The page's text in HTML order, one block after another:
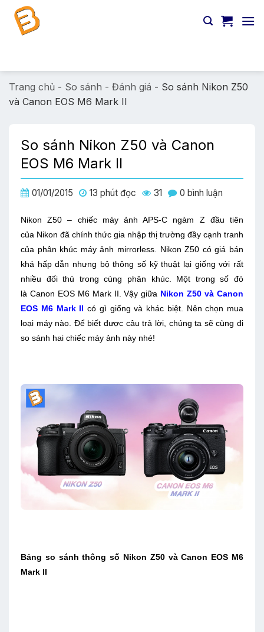
Chuyển
đến
Trang chủ - So sánh - Đánh giá - So sánh Nikon Z50
và Canon EOS M6 Mark II
So sánh Nikon Z50 và Canon
EOS M6 Mark II
01/01/2015 13 phút đọc 31 0 bình luận
Nikon Z50 – chiếc máy ảnh APS-C ngàm Z đầu tiên
của Nikon đã chính thức gia nhập thị trường đầy cạnh tranh
của phân khúc máy ảnh mirrorless. Nikon Z50 có giá bán
khá hấp dẫn nhưng bộ thông số kỹ thuật lại giống với rất
nhiều đối thủ trong cùng phân khúc. Một trong số đó
là Canon EOS M6 Mark II. Vậy giữa Nikon Z50 và Canon
EOS M6 Mark II có gì giống và khác biệt. Nên chọn mua
loại máy nào. Để biết được câu trả lời, chúng ta sẽ cùng đi
so sánh hai chiếc máy ảnh này nhé!
Bảng so sánh thông số Nikon Z50 và Canon EOS M6
Mark II